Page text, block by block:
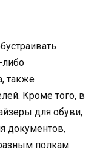
также
Кроме того, в
для обуви,
документов,
полкам.